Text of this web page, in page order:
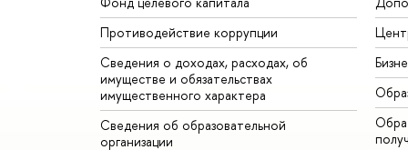
Противодействие коррупции
Сведения о доходах, расходах, об
имуществе и обязательствах
имущественного характера
Сведения об образовательной
организации